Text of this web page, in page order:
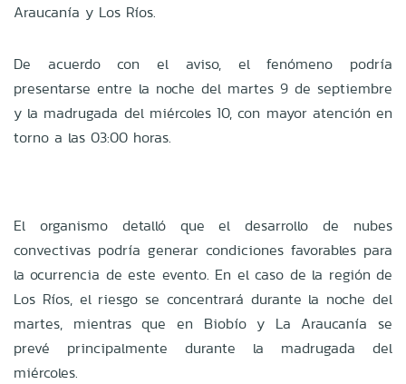
Araucanía y Los Ríos.
De acuerdo con el aviso, el fenómeno podría
presentarse entre la noche del martes 9 de septiembre
y la madrugada del miércoles 10, con mayor atención en
torno a las 03:00 horas.
El organismo detalló que el desarrollo de nubes
convectivas podría generar condiciones favorables para
la ocurrencia de este evento. En el caso de la región de
Los Ríos, el riesgo se concentrará durante la noche del
martes, mientras que en Biobío y La Araucanía se
prevé principalmente durante la madrugada del
miércoles.